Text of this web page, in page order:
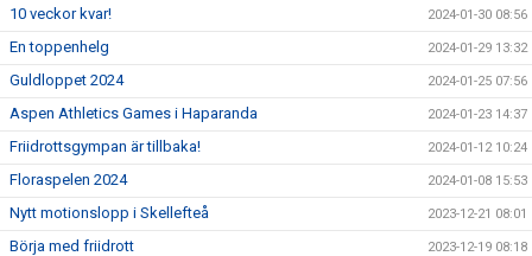
10 veckor kvar! 2024-01-30 08:56
En toppenhelg 2024-01-29 13:32
Guldloppet 2024 2024-01-25 07:56
Aspen Athletics Games i Haparanda 2024-01-23 14:37
Friidrottsgympan är tillbaka! 2024-01-12 10:24
Floraspelen 2024 2024-01-08 15:53
Nytt motionslopp i Skellefteå 2023-12-21 08:01
Börja med friidrott 2023-12-19 08:18